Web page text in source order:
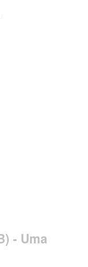
- Uma